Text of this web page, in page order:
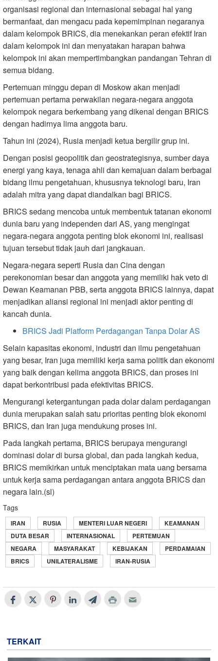
organisasi regional dan internasional sebagai hal yang
bermanfaat, dan mengacu pada kepemimpinan negaranya
dalam kelompok BRICS, dia menekankan peran efektif Iran
dalam kelompok ini dan menyatakan harapan bahwa
kelompok ini akan mempertimbangkan pandangan Tehran di
semua bidang.
Pertemuan minggu depan di Moskow akan menjadi
pertemuan pertama perwakilan negara-negara anggota
kelompok negara berkembang yang dikenal dengan BRICS
dengan hadirnya lima anggota baru.
Tahun ini (2024), Rusia menjadi ketua bergilir grup ini.
Dengan posisi geopolitik dan geostrategisnya, sumber daya
energi yang kaya, tenaga ahli dan kemajuan dalam berbagai
bidang ilmu pengetahuan, khususnya teknologi baru, Iran
adalah mitra yang dapat diandalkan bagi BRICS.
BRICS sedang mencoba untuk membentuk tatanan ekonomi
dunia baru yang independen dari AS, yang mengingat
negara-negara anggota penting blok ekonomi ini, realisasi
tujuan tersebut tidak jauh dari jangkauan.
Negara-negara seperti Rusia dan Cina dengan
perekonomian besar dan anggota yang memiliki hak veto di
Dewan Keamanan PBB, serta anggota BRICS lainnya, dapat
menjadikan aliansi regional ini menjadi aktor penting di
kancah dunia.
BRICS Jadi Platform Perdagangan Tanpa Dolar AS​
Selain kapasitas ekonomi, industri dan ilmu pengetahuan
yang besar, Iran juga memiliki kerja sama politik dan ekonomi
yang baik dengan kelima anggota BRICS, dan proses ini
dapat berkontribusi pada efektivitas BRICS.
Mengurangi ketergantungan pada dolar dalam perdagangan
dunia merupakan salah satu prioritas penting blok ekonomi
BRICS, dan Iran juga mendukung proses ini.
Pada langkah pertama, BRICS berupaya mengurangi
dominasi dolar di bursa global, dan pada langkah kedua,
BRICS memikirkan untuk menciptakan mata uang bersama
untuk kerja sama perdagangan antara anggota BRICS dan
negara lain.(sl)
Tags
IRAN RUSIA MENTERI LUAR NEGERI
KEAMANAN
DUTA BESAR
INTERNASIONAL
PERTEMUAN
NEGARA
MASYARAKAT KEBIJAKAN
PERDAMAIAN
BRICS
UNILATERALISME IRAN-RUSIA
TERKAIT